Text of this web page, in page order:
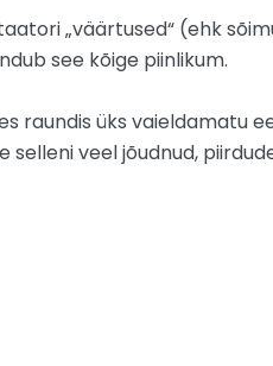
„väärtused“ (ehk
see kõige piinlikum.
raundis üks vaieldamatu
veel jõudnud,